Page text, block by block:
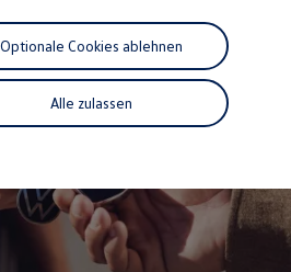
Kollektion
Alle zulassen
Optionale Cookies ablehnen